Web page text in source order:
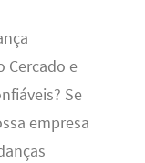
Cercado e
Se
empresa